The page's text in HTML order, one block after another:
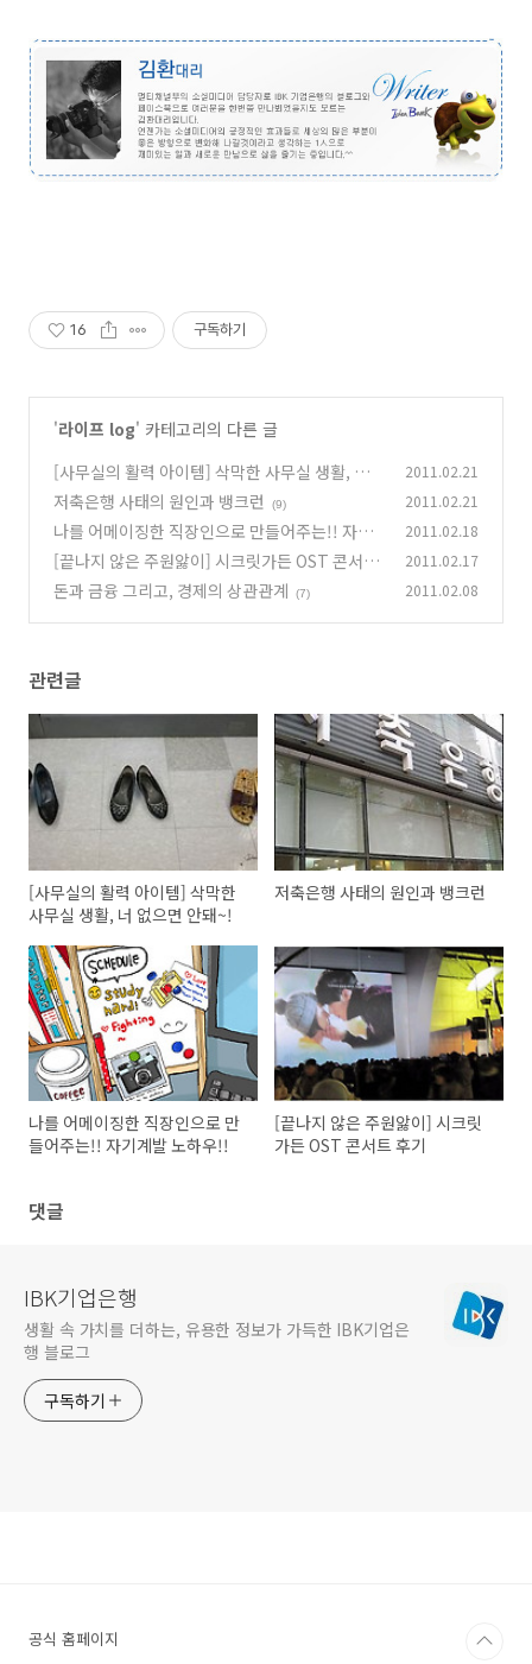
16 구독하기
'라이프 log' 카테고리의 다른 글
[사무실의 활력 아이템] 삭막한 사무실 생활, 너
없으면 안돼~!
(3)
2011.02.21
저축은행 사태의 원인과 뱅크런 (9) 2011.02.21
나를 어메이징한 직장인으로 만들어주는!! 자기
계발 노하우!! (10)
2011.02.18
[끝나지 않은 주원앓이] 시크릿가든 OST 콘서트
후기
(14)
2011.02.17
돈과 금융 그리고, 경제의 상관관계 (7) 2011.02.08
관련글
[사무실의 활력 아이템] 삭막한
사무실 생활, 너 없으면 안돼~!
저축은행 사태의 원인과 뱅크런
나를 어메이징한 직장인으로 만
들어주는!! 자기계발 노하우!!
[끝나지 않은 주원앓이] 시크릿
가든 OST 콘서트 후기
댓글
IBK기업은행
생활 속 가치를 더하는, 유용한 정보가 가득한 IBK기업은
행 블로그
구독하기
공식 홈페이지